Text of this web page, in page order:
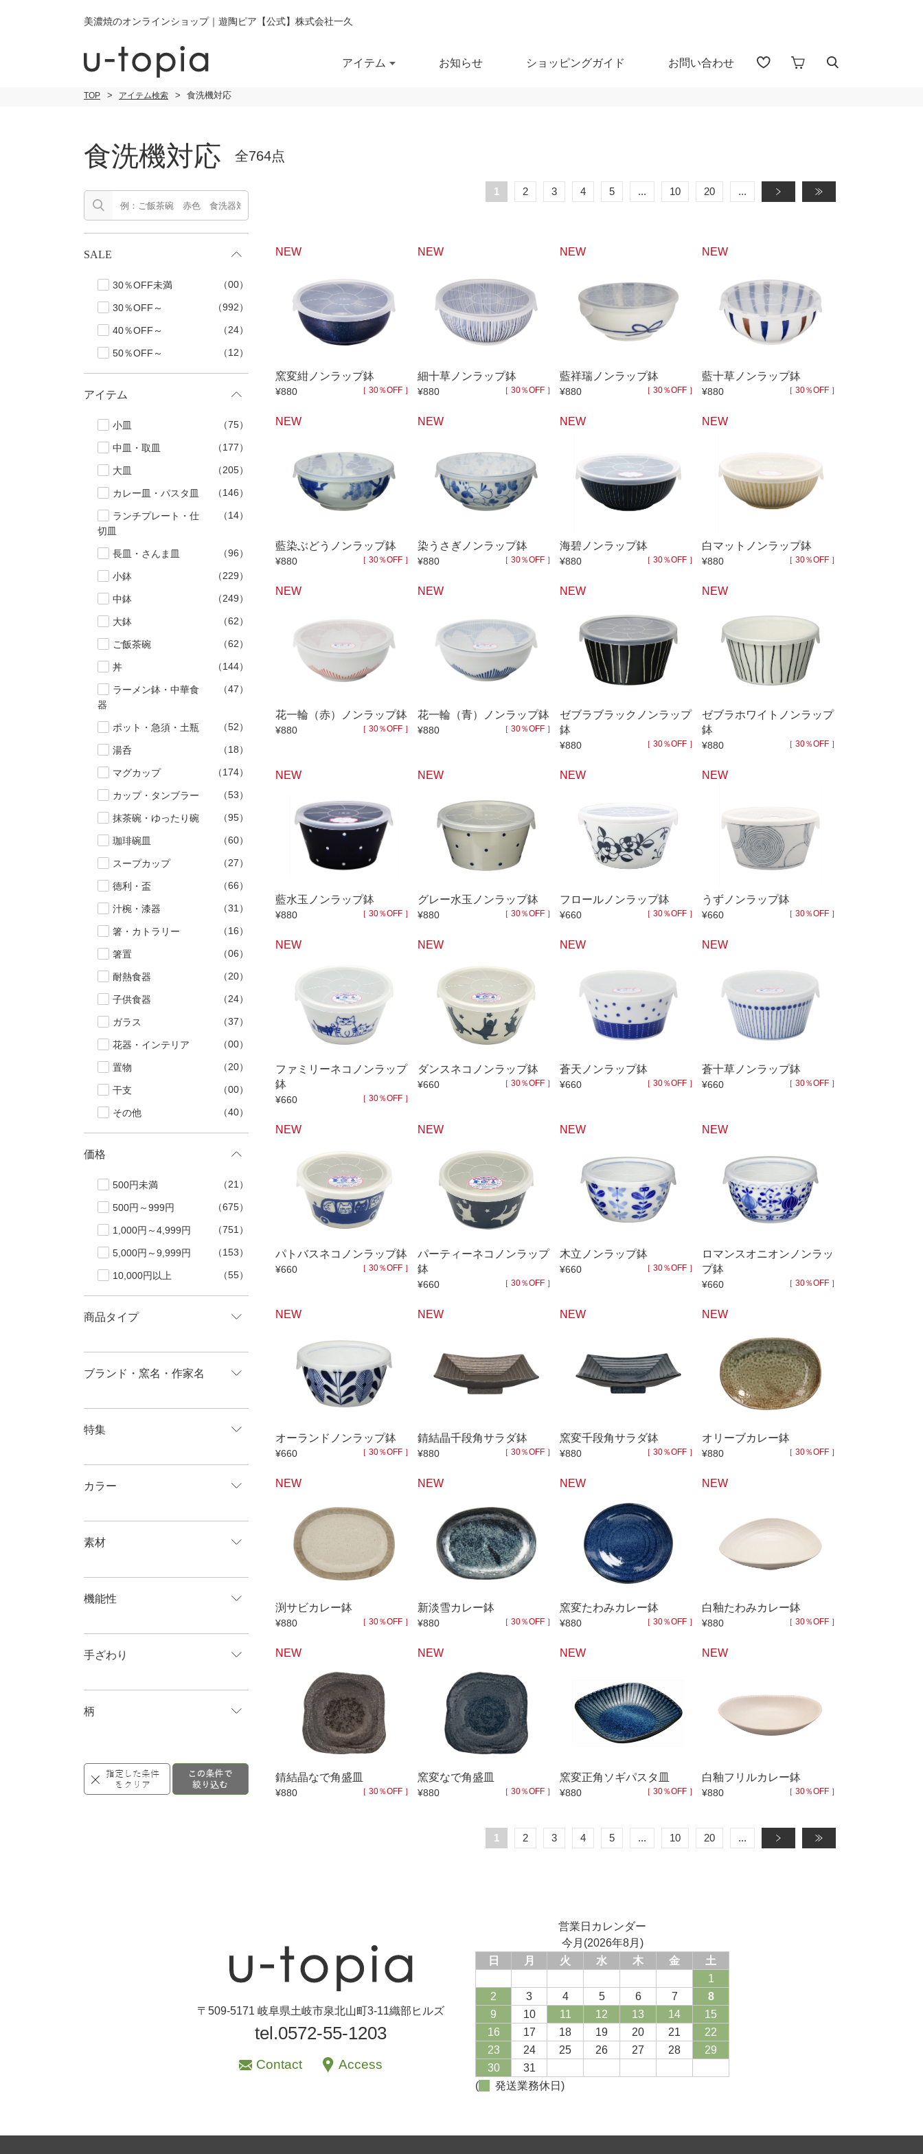
美濃焼のオンラインショップ｜遊陶ピア【公式】株式会社一久
アイテム
中皿・取皿
カレー皿・
ランチプレート・
仕切皿
大鉢
ご飯茶碗
丼
中華食器
ポット・急須
マグカップ
カップ・タンブラー
抹茶碗・ゆったり碗
珈琲碗皿
スープカップ
汁椀・漆器
箸・カトラリー
箸置
耐熱皿
子供食器
花器・インテリア
置物
干支
その他
お知らせ ショッピングガイド お問い合わせアイテム検索（全 1655 点)
セール 30％OFF未満 10％OFF 20％OFF 30％OFF 40％OFF～
40％OFF 50％OFF～ 50％OFF 60％OFF 70％OFF 80％OFF
アイテム 中皿・取皿
カレー皿・パスタ皿 ランチプレート・仕切皿 ランチプレート 仕切皿
長皿・さんま皿 付出皿 千代口
向付
ラーメン鉢・中華食器 ポット・急須・土瓶
マグカップ 蓋付マグ デミマグ カップ・タンブラー
スープカップ
徳利 冷酒器 ぐい呑・盃
子供食器 ガラス 花器・インテリア 一輪立
アフロビューティ 干支 その他
価格 99円未満 100円～
500円～999円 500円～ 600円～ 700円～ 800円～ 900円～
1,000円～4,999円 1,000円〜 1,500円〜 2,000円〜 2,500円〜
3,500円〜 4,000円〜 5,000円～9,999円
ブランド・窯名・
作家名
特集
機能性
柄
TOP アイテム検索 食洗機対応
食洗機対応 全764点
1 2 3 4 5 ... 10 20 ... »
NEW
窯変紺ノンラップ鉢
¥880 ［ 30％OFF ］
NEW
細十草ノンラップ鉢
¥880 ［ 30％OFF ］
NEW
藍祥瑞ノンラップ鉢
¥880 ［ 30％OFF ］
NEW
藍十草ノンラップ鉢
¥880 ［ 30％OFF ］
NEW
藍染ぶどうノンラップ鉢
¥880 ［ 30％OFF ］
NEW
染うさぎノンラップ鉢
¥880 ［ 30％OFF ］
NEW
海碧ノンラップ鉢
¥880 ［ 30％OFF ］
NEW
白マットノンラップ鉢
¥880 ［ 30％OFF ］
NEW
花一輪（赤）ノンラップ鉢
¥880 ［ 30％OFF ］
NEW
花一輪（青）ノンラップ鉢
¥880 ［ 30％OFF ］
NEW
ゼブラブラックノンラップ
鉢
¥880 ［ 30％OFF ］
NEW
ゼブラホワイトノンラップ
鉢
¥880 ［ 30％OFF ］
NEW
藍水玉ノンラップ鉢
¥880 ［ 30％OFF ］
NEW
グレー水玉ノンラップ鉢
¥880 ［ 30％OFF ］
NEW
フロールノンラップ鉢
¥660 ［ 30％OFF ］
NEW
うずノンラップ鉢
¥660 ［ 30％OFF ］
NEW
ファミリーネコノンラップ
鉢
¥660 ［ 30％OFF ］
NEW
ダンスネコノンラップ鉢
¥660 ［ 30％OFF ］
NEW
蒼天ノンラップ鉢
¥660 ［ 30％OFF ］
NEW
蒼十草ノンラップ鉢
¥660 ［ 30％OFF ］
NEW
パトバスネコノンラップ鉢
¥660 ［ 30％OFF ］
NEW
パーティーネコノンラップ
鉢
¥660 ［ 30％OFF ］
NEW
木立ノンラップ鉢
¥660 ［ 30％OFF ］
NEW
ロマンスオニオンノンラッ
プ鉢
¥660 ［ 30％OFF ］
NEW
オーランドノンラップ鉢
¥660 ［ 30％OFF ］
NEW
錆結晶千段角サラダ鉢
¥880 ［ 30％OFF ］
NEW
窯変千段角サラダ鉢
¥880 ［ 30％OFF ］
NEW
オリーブカレー鉢
¥880 ［ 30％OFF ］
NEW
渕サビカレー鉢
¥880 ［ 30％OFF ］
NEW
新淡雪カレー鉢
¥880 ［ 30％OFF ］
NEW
窯変たわみカレー鉢
¥880 ［ 30％OFF ］
NEW
白釉たわみカレー鉢
¥880 ［ 30％OFF ］
NEW
錆結晶なで角盛皿
¥880 ［ 30％OFF ］
NEW
窯変なで角盛皿
¥880 ［ 30％OFF ］
NEW
窯変正角ソギパスタ皿
¥880 ［ 30％OFF ］
NEW
白釉フリルカレー鉢
¥880 ［ 30％OFF ］
1 2 3 4 5 ... 10 20 ... »
SALE
30％OFF未満 （00）
30％OFF～ （992）
40％OFF～ （24）
50％OFF～ （12）
アイテム
小皿 （75）
中皿・取皿 （177）
大皿 （205）
カレー皿・パスタ皿 （146）
ランチプレート・仕
切皿
（14）
長皿・さんま皿 （96）
小鉢 （229）
中鉢 （249）
大鉢 （62）
ご飯茶碗 （62）
丼 （144）
ラーメン鉢・中華食
器
（47）
ポット・急須・土瓶 （52）
湯呑 （18）
マグカップ （174）
カップ・タンブラー （53）
抹茶碗・ゆったり碗 （95）
珈琲碗皿 （60）
スープカップ （27）
徳利・盃 （66）
汁椀・漆器 （31）
箸・カトラリー （16）
箸置 （06）
耐熱食器 （20）
子供食器 （24）
ガラス （37）
花器・インテリア （00）
置物 （20）
干支 （00）
その他 （40）
価格
500円未満 （21）
500円～999円 （675）
1,000円～4,999円 （751）
5,000円～9,999円 （153）
10,000円以上 （55）
商品タイプ
ブランド・窯名・作家名
特集
カラー
素材
機能性
手ざわり
柄
〒509-5171 岐阜県土岐市泉北山町3-11織部ヒルズ
tel.0572-55-1203
Contact Access
営業日カレンダー
今月(2026年8月)
日
月 火 水 木 金
土
1
2
3 4 5 6 7
8
9
10 11 12 13 14
15
16
17 18 19 20 21
22
23
24 25 26 27 28
29
30
31
(
発送業務休日)